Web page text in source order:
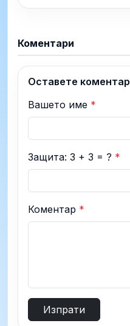
Коментари
Оставете коментар
Вашето име *
Защита: 3 + 3 = ? *
Коментар *
Изпрати